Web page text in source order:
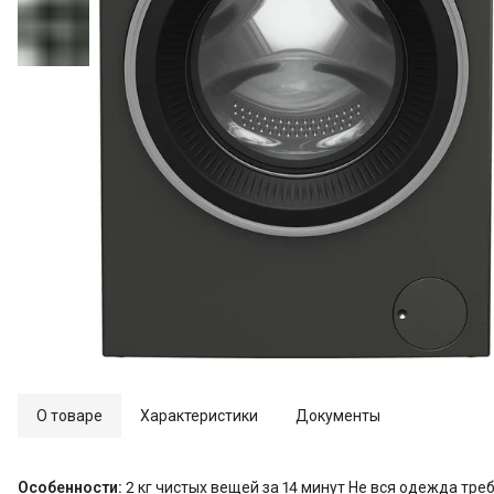
О товаре Характеристики Документы
Особенности: 2 кг чистых вещей за 14 минут Не вся одежда